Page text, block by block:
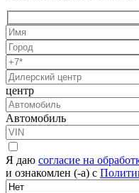
центр
Автомобиль
Я даю согласие на
и ознакомлен (-а) с